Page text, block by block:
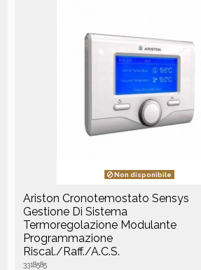
Non disponibile
Ariston Cronotemostato Sensys
Gestione Di Sistema
Termoregolazione Modulante
Programmazione
Riscal./Raff./A.C.S.
3318585